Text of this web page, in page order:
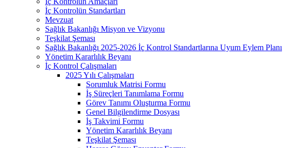
İç Kontrolün Standartları
Mevzuat
Sağlık Bakanlığı Misyon ve Vizyonu
Teşkilat Şeması
Sağlık Bakanlığı 2025-2026 İç Kontrol Standartlarına Uyum Eylem Planı
Yönetim Kararlılık Beyanı
İç Kontrol Çalışmaları
2025 Yılı Çalışmaları
Sorumluk Matrisi Formu
İş Süreçleri Tanımlama Formu
Görev Tanımı Oluşturma Formu
Genel Bilgilendirme Dosyası
İş Takvimi Formu
Yönetim Kararlılık Beyanı
Teşkilat Şeması